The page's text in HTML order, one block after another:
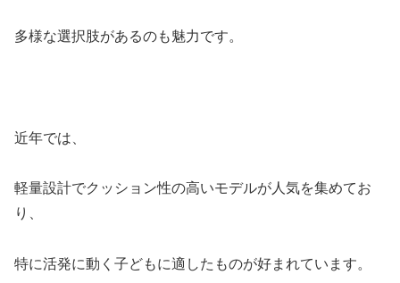
多様な選択肢があるのも魅力です。
近年では、
軽量設計でクッション性の高いモデルが人気を集めてお
り、
特に活発に動く子どもに適したものが好まれています。